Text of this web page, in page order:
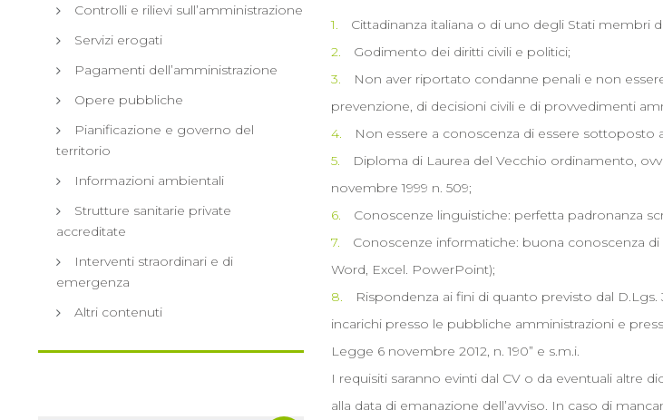
Cittadinanza italiana o di uno degli Stati membri
Godimento dei diritti civili e politici;
Non aver riportato condanne penali e non
prevenzione, di decisioni civili e di provvedimenti
Non essere a conoscenza di essere sottoposto
Diploma di Laurea del Vecchio ordinamento,
novembre 1999 n. 509;
Conoscenze linguistiche: perfetta padronanza
Conoscenze informatiche: buona conoscenza
Word, Excel. PowerPoint);
Rispondenza ai fini di quanto previsto dal
incarichi presso le pubbliche amministrazioni e
Legge 6 novembre 2012, n. 190” e s.m.i.
I requisiti saranno evinti dal CV o da eventuali altre
alla data di emanazione dell’avviso. In caso di
Controlli e rilievi sull’amministrazione
Servizi erogati
Pagamenti dell’amministrazione
Opere pubbliche
Pianificazione e governo del
territorio
Informazioni ambientali
Strutture sanitarie private
accreditate
Interventi straordinari e di
emergenza
Altri contenuti